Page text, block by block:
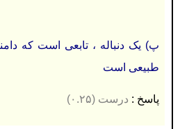
پ) یک دنباله ، تابعی است که
طبیعی است
پاسخ : درست (۰.۲۵)